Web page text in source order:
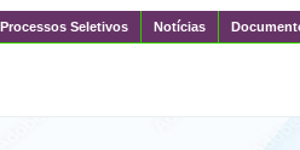
Processos Seletivos Notícias